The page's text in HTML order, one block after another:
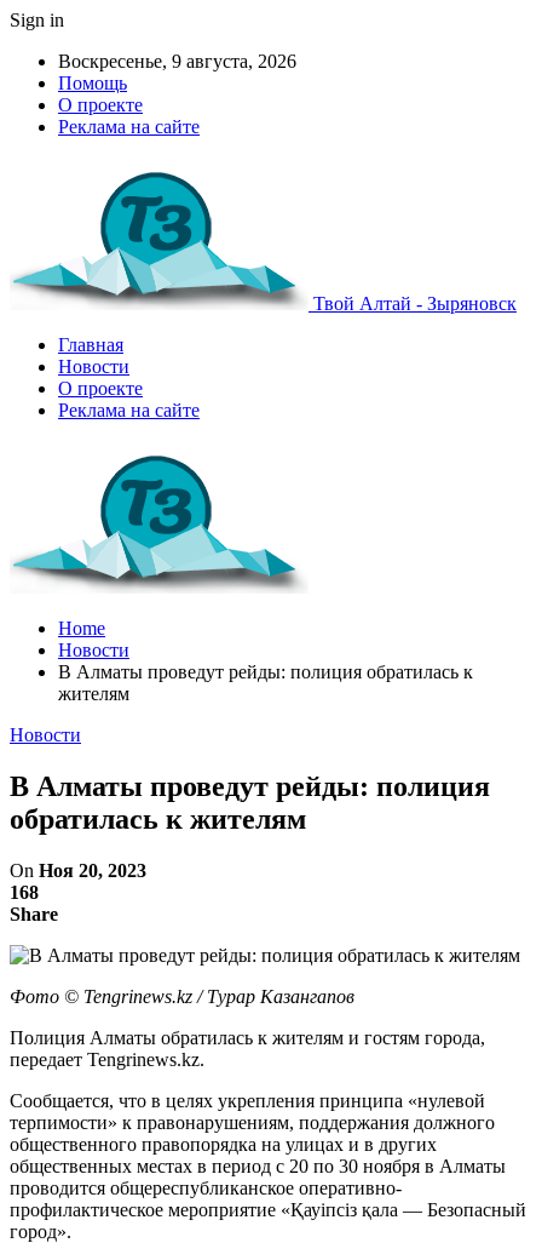
Sign in
Воскресенье, 9 августа, 2026
Помощь
О проекте
Реклама на сайте
Твой Алтай - Зыряновск
Главная
Новости
О проекте
Реклама на сайте
Home
Новости
В Алматы проведут рейды: полиция обратилась к
жителям
Новости
В Алматы проведут рейды: полиция
обратилась к жителям
On Ноя 20, 2023
168
Share
Фото ©️ Tengrinews.kz / Турар Казангапов
Полиция Алматы обратилась к жителям и гостям города,
передает Tengrinews.kz.
Сообщается, что в целях укрепления принципа «нулевой
терпимости» к правонарушениям, поддержания должного
общественного правопорядка на улицах и в других
общественных местах в период с 20 по 30 ноября в Алматы
проводится общереспубликанское оперативно-
профилактическое мероприятие «Қауіпсіз қала — Безопасный
город».